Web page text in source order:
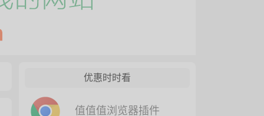
优惠时时看
值值值浏览器插件